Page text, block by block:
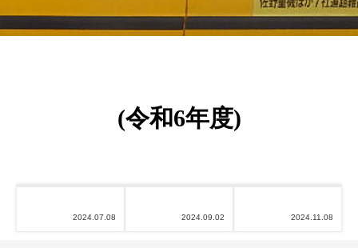
(令和6年度)
2024.11.08
2024.09.02
2024.07.08